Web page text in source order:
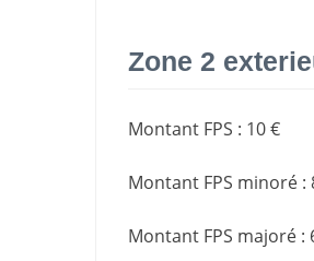
Zone 2
Montant FPS : 10 €
Montant FPS minoré :
Montant FPS majoré :